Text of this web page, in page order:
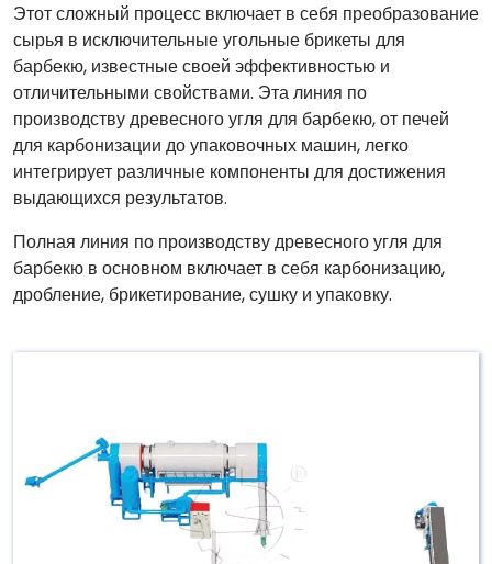
Этот сложный процесс включает в себя преобразование
сырья в исключительные угольные брикеты для
барбекю, известные своей эффективностью и
отличительными свойствами. Эта линия по
производству древесного угля для барбекю, от печей
для карбонизации до упаковочных машин, легко
интегрирует различные компоненты для достижения
выдающихся результатов.
Полная линия по производству древесного угля для
барбекю в основном включает в себя карбонизацию,
дробление, брикетирование, сушку и упаковку.